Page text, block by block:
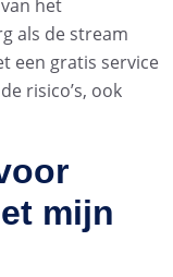
het
als de stream
een gratis service
risico’s, ook
mijn